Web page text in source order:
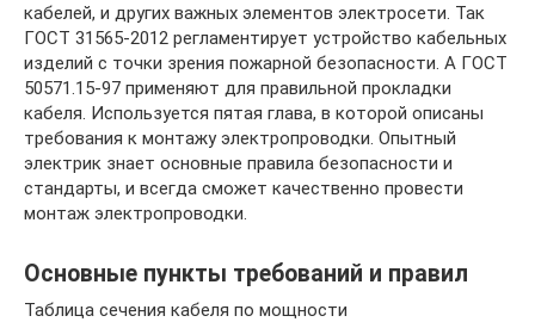
кабелей, и других важных элементов электросети. Так
ГОСТ 31565-2012 регламентирует устройство кабельных
изделий с точки зрения пожарной безопасности. А ГОСТ
50571.15-97 применяют для правильной прокладки
кабеля. Используется пятая глава, в которой описаны
требования к монтажу электропроводки. Опытный
электрик знает основные правила безопасности и
стандарты, и всегда сможет качественно провести
монтаж электропроводки.
Основные пункты требований и правил
Таблица сечения кабеля по мощности